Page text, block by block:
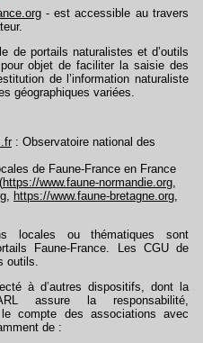
- est accessible au travers
de portails naturalistes et d’outils
objet de faciliter la saisie des
de l’information naturaliste
géographiques variées.
: Observatoire national des
de Faune-France en France
https://www.faune-normandie.org,
, https://www.faune-bretagne.org,
locales ou thématiques sont
Faune-France. Les CGU de
outils.
à d’autres dispositifs, dont la
assure la responsabilité,
compte des associations avec
de :